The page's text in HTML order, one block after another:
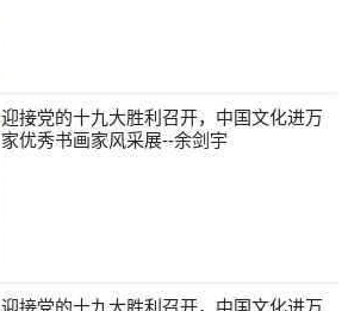
迎接党的十九大胜利召开，中国文化进万
家优秀书画家风采展--余剑宇
迎接党的十九大胜利召开，中国文化进万